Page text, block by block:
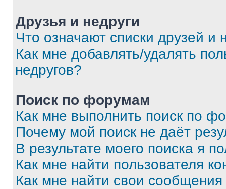
Друзья и недруги
Что означают списки друзей и
Как мне добавлять/удалять
недругов?
Поиск по форумам
Как мне выполнить поиск по
Почему мой поиск не даёт
В результате моего поиска я
Как мне найти пользователя
Как мне найти свои